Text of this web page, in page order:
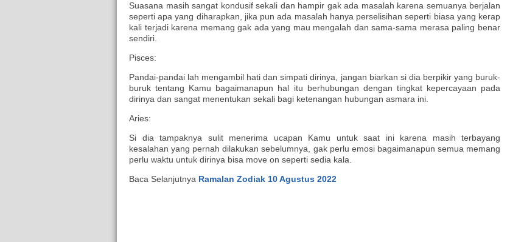
Suasana masih sangat kondusif sekali dan hampir gak ada masalah karena semuanya berjalan
seperti apa yang diharapkan, jika pun ada masalah hanya perselisihan seperti biasa yang kerap
kali terjadi karena memang gak ada yang mau mengalah dan sama-sama merasa paling benar
sendiri.
Pisces:
Pandai-pandai lah mengambil hati dan simpati dirinya, jangan biarkan si dia berpikir yang buruk-
buruk tentang Kamu bagaimanapun hal itu berhubungan dengan tingkat kepercayaan pada
dirinya dan sangat menentukan sekali bagi ketenangan hubungan asmara ini.
Aries:
Si dia tampaknya sulit menerima ucapan Kamu untuk saat ini karena masih terbayang
kesalahan yang pernah dilakukan sebelumnya, gak perlu emosi bagaimanapun semua memang
perlu waktu untuk dirinya bisa move on seperti sedia kala.
Baca Selanjutnya Ramalan Zodiak 10 Agustus 2022